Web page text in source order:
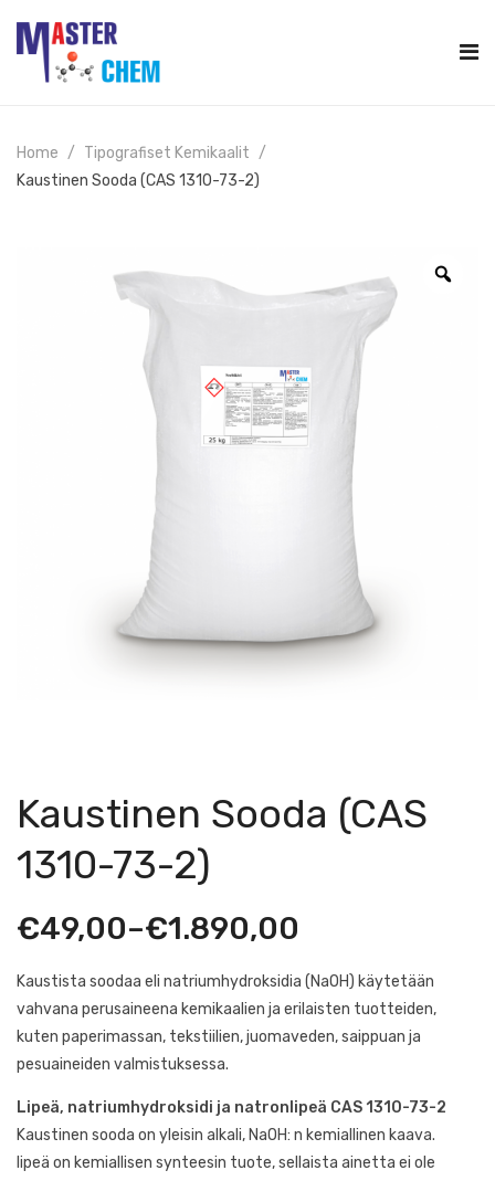
Home
Tipografiset Kemikaalit
Kaustinen Sooda (CAS 1310-73-2)
Kaustinen Sooda (CAS
1310-73-2)
€1.890,00
–
€49,00
€1.890,00
-
€49,00
Kaustista soodaa eli natriumhydroksidia (NaOH) käytetään
vahvana perusaineena kemikaalien ja erilaisten tuotteiden,
kuten paperimassan, tekstiilien, juomaveden, saippuan ja
pesuaineiden valmistuksessa.
Lipeä, natriumhydroksidi ja natronlipeä CAS 1310-73-2
Kaustinen sooda on yleisin alkali, NaOH: n kemiallinen kaava.
lipeä on kemiallisen synteesin tuote, sellaista ainetta ei ole